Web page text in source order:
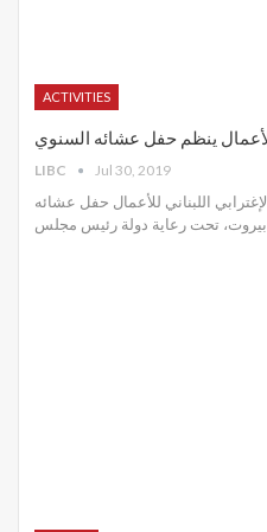
ACTIVITIES
ينظم حفل عشائه السنوي
LIBC Jul 30, 2019
المجلس الإغترابي اللبناني للأعمال حفل عشائه
تحت رعاية دولة رئيس مجلس